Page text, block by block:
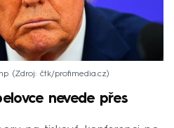
Zdroj: čtk/profimedia.cz
nevede přes